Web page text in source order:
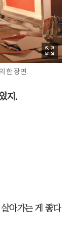
한 장면.
지.
아가는 게 좋다